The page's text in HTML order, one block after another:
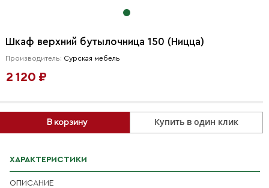
Шкаф верхний бутылочница 150 (Ницца)
Производитель: Сурская мебель
2 120 ₽
В корзину Купить в один клик
ХАРАКТЕРИСТИКИ
ОПИСАНИЕ